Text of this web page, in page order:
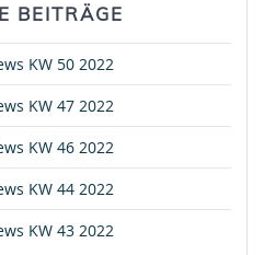
BEITRÄGE
KW 50 2022
KW 47 2022
KW 46 2022
KW 44 2022
KW 43 2022